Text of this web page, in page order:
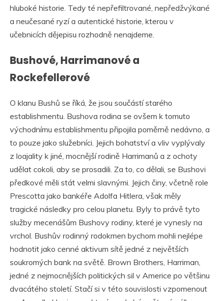
hluboké historie. Tedy té nepřefiltrované, nepředžvýkané
a neučesané ryzí a autentické historie, kterou v
učebnicích dějepisu rozhodně nenajdeme.
Bushové, Harrimanové a
Rockefellerové
O klanu Bushů se říká, že jsou součástí starého
establishmentu. Bushova rodina se ovšem k tomuto
východnímu establishmentu připojila poměrně nedávno, a
to pouze jako služebníci. Jejich bohatství a vliv vyplývaly
z loajality k jiné, mocnější rodině Harrimanů a z ochoty
udělat cokoli, aby se prosadili. Za to, co dělali, se Bushovi
předkové měli stát velmi slavnými. Jejich činy, včetně role
Prescotta jako bankéře Adolfa Hitlera, však měly
tragické následky pro celou planetu. Byly to právě tyto
služby mecenášům Bushovy rodiny, které je vynesly na
vrchol. Bushův rodinný rodokmen bychom mohli nejlépe
hodnotit jako cenné aktivum sítě jedné z největších
soukromých bank na světě. Brown Brothers, Harriman,
jedné z nejmocnějších politických sil v Americe po většinu
dvacátého století. Stačí si v této souvislosti vzpomenout